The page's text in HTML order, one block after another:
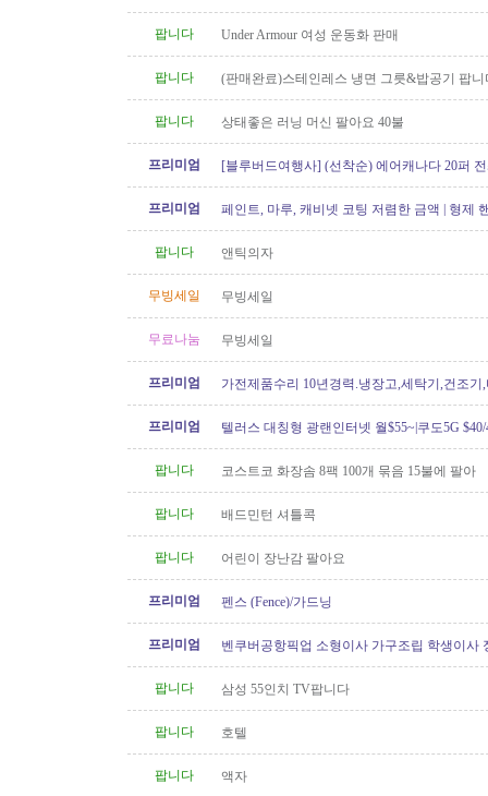
팝니다
Under Armour 여성 운동화 판매
팝니다 (판매완료)스테인레스 냉면 그릇&밥공기 팝니
팝니다 상태좋은 러닝 머신 팔아요 40불
프리미엄 [블루버드여행사] (선착순) 에어캐나다 20퍼
프리미엄 페인트, 마루, 캐비넷 코팅 저렴한 금액 | 형제
팝니다 앤틱의자
무빙세일 무빙세일
무료나눔 무빙세일
프리미엄
가전제품수리 10년경력.냉장고,세탁기,건조기
프리미엄
텔러스 대칭형 광랜인터넷 월$55~|쿠도5G $40/
팝니다
코스트코 화장솜 8팩 100개 묶음 15불에 팔아
팝니다 배드민턴 셔틀콕
팝니다 어린이 장난감 팔아요
프리미엄 펜스 (Fence)/가드닝
프리미엄
벤쿠버공항픽업 소형이사 가구조립 학생이사
팝니다
삼성 55인치 TV팝니다
팝니다 호텔
팝니다 액자